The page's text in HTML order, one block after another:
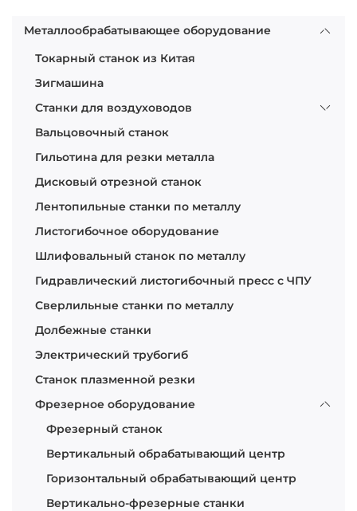
Металлообрабатывающее оборудование
Токарный станок из Китая
Зигмашина
Станки для воздуховодов
Вальцовочный станок
Гильотина для резки металла
Дисковый отрезной станок
Лентопильные станки по металлу
Листогибочное оборудование
Шлифовальный станок по металлу
Гидравлический листогибочный пресс с ЧПУ
Сверлильные станки по металлу
Долбежные станки
Электрический трубогиб
Станок плазменной резки
Фрезерное оборудование
Фрезерный станок
Вертикальный обрабатывающий центр
Горизонтальный обрабатывающий центр
Вертикально-фрезерные станки